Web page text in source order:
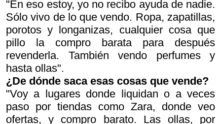
"En eso estoy, yo no recibo ayuda de nadie.
Sólo vivo de lo que vendo. Ropa, zapatillas,
porotos y longanizas, cualquier cosa que
pillo la compro barata para después
revenderla. También vendo perfumes y
hasta ollas".
¿De dónde saca esas cosas que vende?
"Voy a lugares donde liquidan o a veces
paso por tiendas como Zara, donde veo
ofertas, y compro barato. Las ollas, por